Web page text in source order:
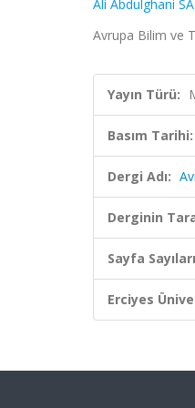
Ali Abdulghani
Avrupa Bilim ve
Yayın Türü:
Basım Tarihi:
Dergi Adı:
Derginin
Sayfa
Erciyes